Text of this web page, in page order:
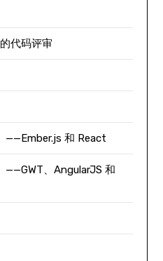
代码评审
——Ember.js 和 React
——GWT、AngularJS 和